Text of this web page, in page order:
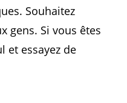
Souhaitez
gens. Si vous êtes
et essayez de